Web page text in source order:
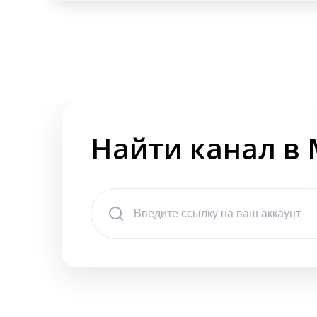
Найти канал в